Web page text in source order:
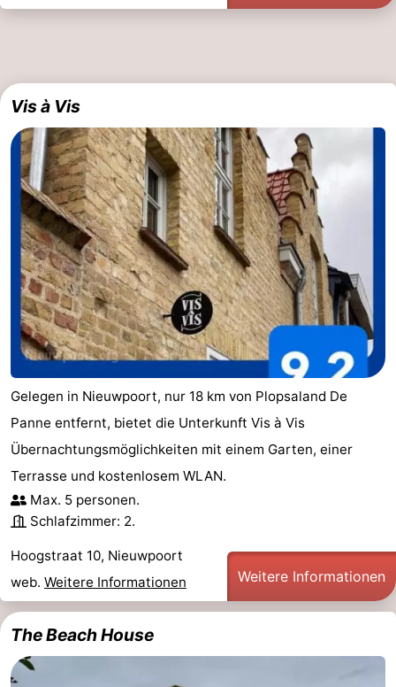
Forum
Route
Parken
Küstetram
Medizin
Adressen
Region
Westflandern
-
Brügge
-
Gent
-
Ypern
Die
Küste
-
Natur
Het
Zwin
-
Knokke-
Heist
-
Zeebrugge
-
Vis à Vis
Gelegen in Nieuwpoort, nur 18 km von Plopsaland De
Panne entfernt, bietet die Unterkunft Vis à Vis
Übernachtungsmöglichkeiten mit einem Garten, einer
Terrasse und kostenlosem WLAN.
Max. 5 personen.
Schlafzimmer: 2.
Hoogstraat 10, Nieuwpoort
web. Weitere Informationen Weitere Informationen
The Beach House